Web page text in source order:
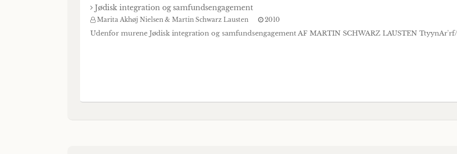
Jødisk integration og samfundsengagement
Marita Akhøj Nielsen & Martin Schwarz Lausten 2010
Udenfor murene Jødisk integration og samfundsengagement AF MARTIN SCHWARZ LAUSTEN